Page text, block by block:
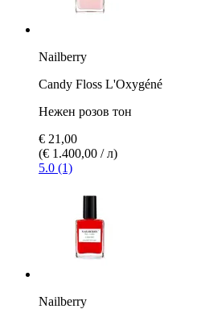
Nailberry
Candy Floss L'Oxygéné
Нежен розов тон
€ 21,00
(€ 1.400,00 / л)
5.0 (1)
Nailberry